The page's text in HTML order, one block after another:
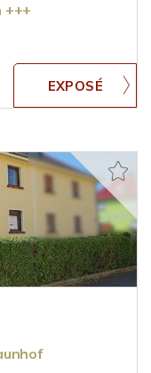
+++